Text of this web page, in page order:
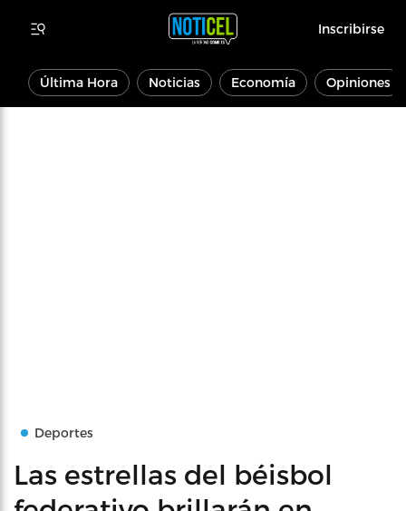
Inscribirse
Última Hora Noticias Economía Opiniones
Deportes
Las estrellas del béisbol